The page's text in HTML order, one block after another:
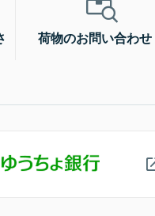
荷物のお問い合わせ